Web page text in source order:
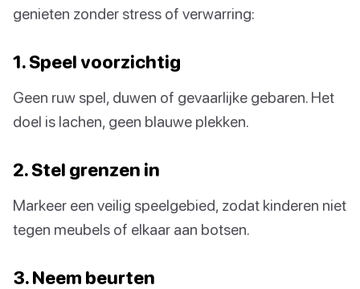
genieten zonder stress of verwarring:
1. Speel voorzichtig
Geen ruw spel, duwen of gevaarlijke gebaren. Het
doel is lachen, geen blauwe plekken.
2. Stel grenzen in
Markeer een veilig speelgebied, zodat kinderen niet
tegen meubels of elkaar aan botsen.
3. Neem beurten